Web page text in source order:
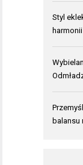
Styl
harmonii
balansu